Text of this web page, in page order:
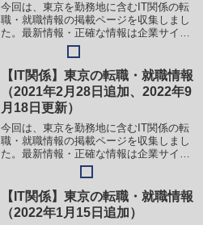
今回は、東京を勤務地に含むIT関係の転
職・就職情報の掲載ページを収集しまし
た。最新情報・正確な情報は企業サイト
でご確認ください。①【会社名】株式会
社メディックメディア【職務】［新卒］
＞＞（１）編集（一般）＞＞（２）編集
（医学部）＞＞（３）イ...
【IT関係】東京の転職・就職情報
（2021年2月28日追加、2022年9
月18日更新）
今回は、東京を勤務地に含むIT関係の転
職・就職情報の掲載ページを収集しまし
た。最新情報・正確な情報は企業サイト
でご確認ください。①【会社名】株式会
社FUTUREWOODS【職務】＞＞（１）
Webエンジニア＞＞（２）マーケティン
グ / カスタ...
【IT関係】東京の転職・就職情報
（2022年1月15日追加）